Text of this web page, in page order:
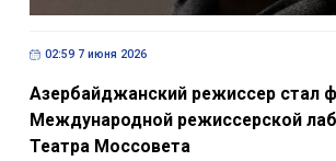
02:59 7 июня 2026
Азербайджанский режиссер стал
Международной режиссерской
Театра Моссовета